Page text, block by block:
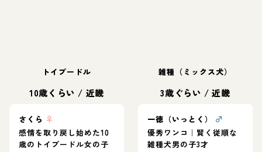
トイプードル
10歳くらい / 近畿
さくら ♀
感情を取り戻し始めた10
歳のトイプードル女の子
雑種（ミックス犬）
3歳ぐらい /近畿
一徳（いっとく）
♂
優秀ワンコ｜賢く従順な
雑種犬男の子3才